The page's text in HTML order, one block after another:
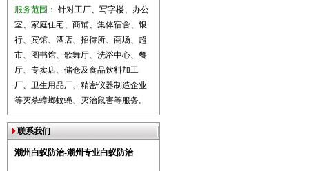
服务范围： 针对工厂、写字楼、办公
室、家庭住宅、商铺、集体宿舍、银
行、宾馆、酒店、招待所、商场、超
市、图书馆、歌舞厅、洗浴中心、餐
厅、专卖店、储仓及食品饮料加工
厂、卫生用品厂、精密仪器制造企业
等灭杀蟑螂蚊蝇、灭治鼠害等服务。
联系我们
潮州白蚁防治-潮州专业白蚁防治